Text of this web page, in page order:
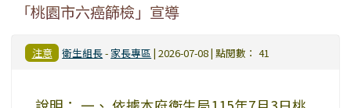
「桃園市六癌篩檢」宣導
注意 衛生組長- 家長專區 | 2026-07-08 | 點閱數： 41